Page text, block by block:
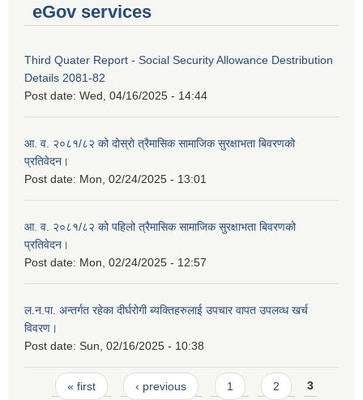
eGov services
Third Quater Report - Social Security Allowance Destribution
Details 2081-82
Post date: Wed, 04/16/2025 - 14:44
आ. व. २०८१/८२ को दोस्रो त्रैमासिक सामाजिक सुरक्षाभता बिवरणको
प्रतिवेदन।
Post date: Mon, 02/24/2025 - 13:01
आ. व. २०८१/८२ को पहिलो त्रैमासिक सामाजिक सुरक्षाभता बिवरणको
प्रतिवेदन।
Post date: Mon, 02/24/2025 - 12:57
ल.न.पा. अन्तर्गत रहेका दीर्घरोगी ब्यक्तिहरुलाई उपचार वापत उपलव्ध खर्च
विवरण।
Post date: Sun, 02/16/2025 - 10:38
Pages
« first ‹ previous 1 2 3